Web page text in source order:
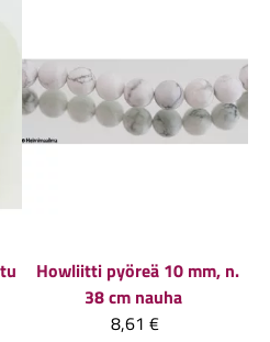
Howliitti pyöreä 10 mm, n.
38 cm nauha
8,61 €